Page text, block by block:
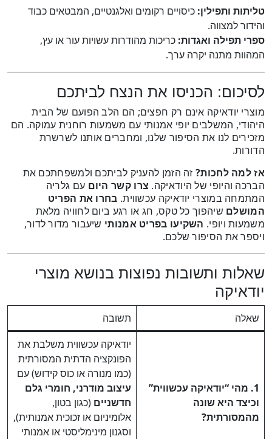
טליתות ותפילין:כיסויים רקומים ואלגנטיים, המבטאים כבוד
והידור למצווה.
ספרי תפילה ואגדות:כריכות מהודרות עשויות עור או עץ,
המהוות מתנה יקרה ערך.
לסיכום: הכניסו את הנצח לביתכם
מוצרי יודאיקה אינם רק חפצים; הם הלב הפועם של הבית
היהודי, המשלבים יופי אמנותי עם משמעות רוחנית עמוקה. הם
מזכירים לנו את הסיפור שלנו, ומחברים אותנו לשרשרת
הדורות.
אז למה לחכות?זה הזמן להעניק לביתכם ולמשפחתכם את
הברכה והיופי של היודאיקה. צרו קשר היוםעם גלריה
המתמחה במוצרי יודאיקה עכשווית. בחרו את הפריט
המושלםשיהפוך כל טקס, חג או רגע ביום לחוויה מלאת
משמעות ויופי. השקיעו בפריט אמנותישיעבור מדור לדור,
ויספר את הסיפור שלכם.
שאלות ותשובות נפוצות בנושא מוצרי
יודאיקה
שאלה תשובה
1. מהי “יודאיקה עכשווית”
וכיצד היא שונה
מהמסורתית?
יודאיקה עכשווית משלבת את
הפונקציה הדתית המסורתית
(כמו מנורה או כוס קידוש) עם
עיצוב מודרני, חומרי גלם
חדשניים(כגון בטון,
אלומיניום או זכוכית אמנותית),
וסגנון מינימליסטי או אמנותי